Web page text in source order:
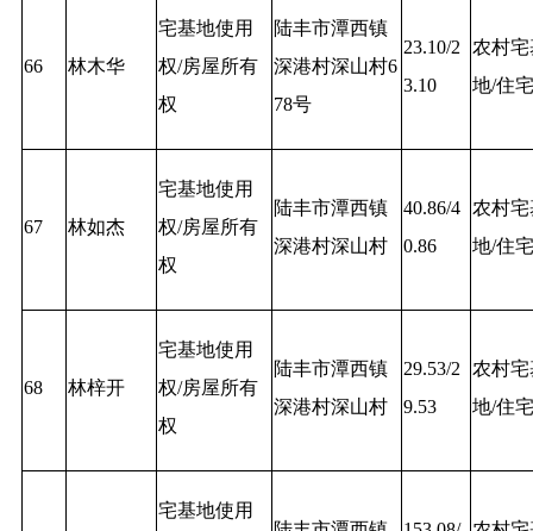
66 林木华
宅基地使用
权/房屋所有
权
陆丰市潭西镇
深港村深山村6
78号
23.10/2
3.10
农村宅
地/住宅
67 林如杰
宅基地使用
权/房屋所有
权
陆丰市潭西镇
深港村深山村
40.86/4
0.86
农村宅
地/住宅
68 林梓开
宅基地使用
权/房屋所有
权
陆丰市潭西镇
深港村深山村
29.53/2
9.53
农村宅
地/住宅
宅基地使用